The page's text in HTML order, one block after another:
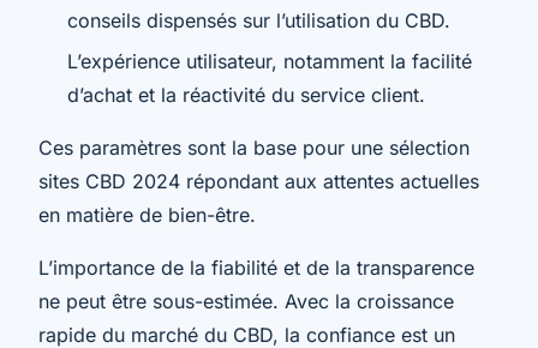
conseils dispensés sur l’utilisation du CBD.
L’expérience utilisateur, notamment la facilité
d’achat et la réactivité du service client.
Ces paramètres sont la base pour une sélection
sites CBD 2024 répondant aux attentes actuelles
en matière de bien-être.
L’importance de la fiabilité et de la transparence
ne peut être sous-estimée. Avec la croissance
rapide du marché du CBD, la confiance est un